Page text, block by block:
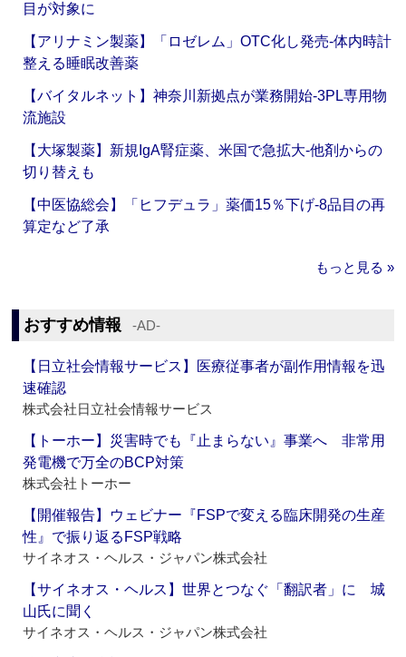
目が対象に
【アリナミン製薬】「ロゼレム」OTC化し発売‐体内時計
整える睡眠改善薬
【バイタルネット】神奈川新拠点が業務開始‐3PL専用物
流施設
【大塚製薬】新規IgA腎症薬、米国で急拡大‐他剤からの
切り替えも
【中医協総会】「ヒフデュラ」薬価15％下げ‐8品目の再
算定など了承
もっと見る »
おすすめ情報 ‐AD‐
【日立社会情報サービス】医療従事者が副作用情報を迅
速確認
株式会社日立社会情報サービス
【トーホー】災害時でも『止まらない』事業へ 非常用
発電機で万全のBCP対策
株式会社トーホー
【開催報告】ウェビナー『FSPで変える臨床開発の生産
性』で振り返るFSP戦略
サイネオス・ヘルス・ジャパン株式会社
【サイネオス・ヘルス】世界とつなぐ「翻訳者」に 城
山氏に聞く
サイネオス・ヘルス・ジャパン株式会社